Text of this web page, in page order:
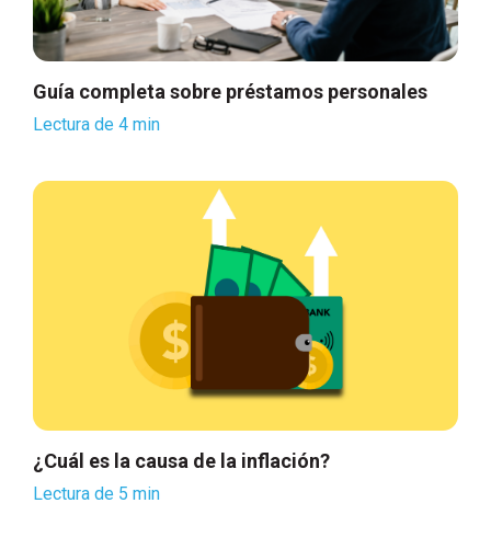
Guía completa sobre préstamos personales
Lectura de 4 min
¿Cuál es la causa de la inflación?
Lectura de 5 min